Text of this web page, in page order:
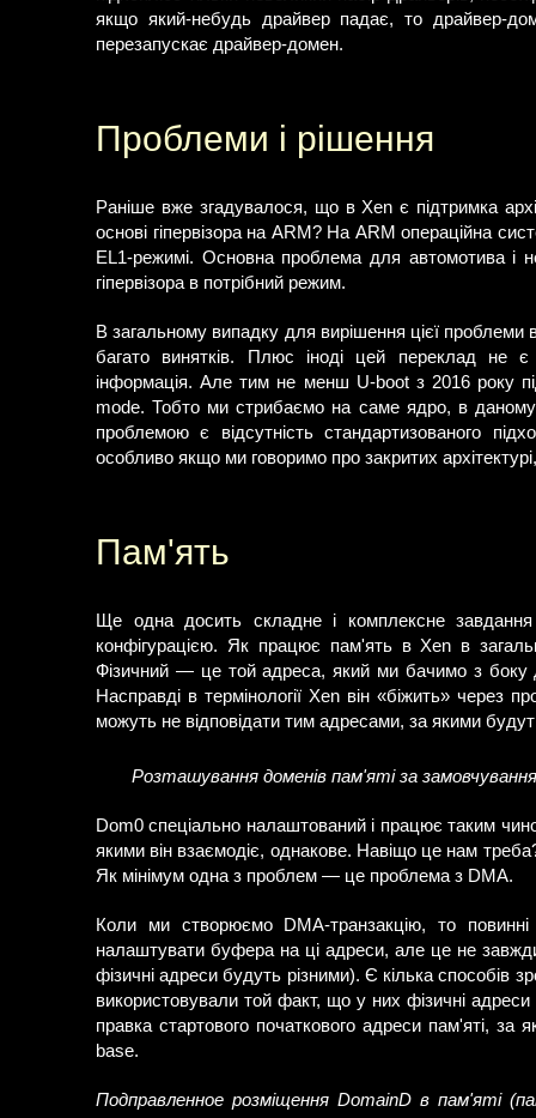
якщо який-небудь драйвер падає, то драйвер-
перезапускає драйвер-домен.
Проблеми і рішення
Раніше вже згадувалося, що в Xen є підтримка
основі гіпервізора на ARM? На ARM операційна
EL1-режимі. Основна проблема для автомотива
гіпервізора в потрібний режим.
В загальному випадку для вирішення цієї
багато винятків. Плюс іноді цей переклад не є
інформація. Але тим не менш U-boot з 2016 року
mode. Тобто ми стрибаємо на саме ядро, в
проблемою є відсутність стандартизованого
особливо якщо ми говоримо про закритих
Пам'ять
Ще одна досить складне і комплексне
конфігурацією. Як працює пам'ять в Xen в
Фізичний — це той адреса, який ми бачимо з
Насправді в термінології Xen він «біжить»
можуть не відповідати тим адресами, за якими
Розташування доменів пам'яті за
Dom0 спеціально налаштований і працює таким
якими він взаємодіє, однакове. Навіщо це нам
Як мінімум одна з проблем — це проблема з DMA.
Коли ми створюємо DMA-транзакцію, то
налаштувати буфера на ці адреси, але це не
фізичні адреси будуть різними). Є кілька способів
використовували той факт, що у них фізичні
правка стартового початкового адреси пам'яті,
base.
Подправленное розміщення DomainD в пам'яті